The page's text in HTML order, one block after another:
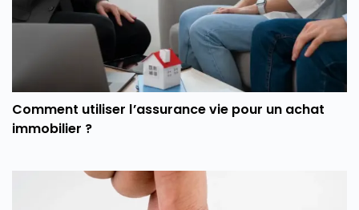
Comment utiliser l’assurance vie pour un achat
immobilier ?